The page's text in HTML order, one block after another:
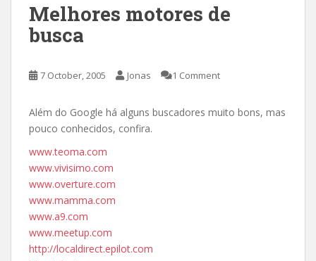
Melhores motores de
busca
7 October, 2005 Jonas 1 Comment
Além do Google há alguns buscadores muito bons, mas
pouco conhecidos, confira.
www.teoma.com
www.vivisimo.com
www.overture.com
www.mamma.com
www.a9.com
www.meetup.com
http://localdirect.epilot.com